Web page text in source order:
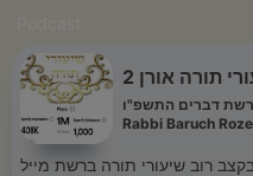
תורה אורן 2
פרשת דברים התשפ"ו -
Rabbi Baruch
רוב שיעורי תורה ברשת מייל